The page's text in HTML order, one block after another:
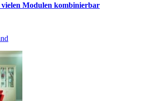
Modulen kombinierbar